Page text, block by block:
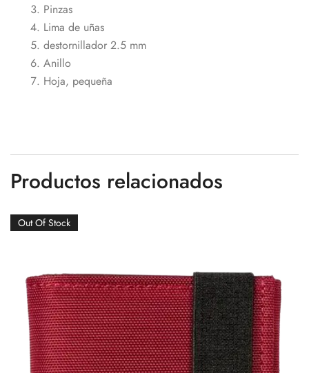
Pinzas
Lima de uñas
destornillador 2.5 mm
Anillo
Hoja, pequeña
Productos relacionados
Out Of Stock